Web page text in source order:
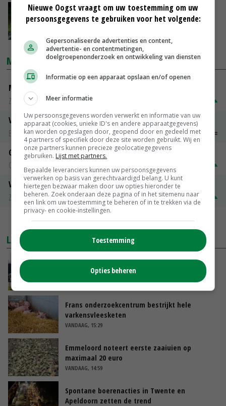
LLTB roept leden op wateroverlast te melden
MARKTPRIJZEN
Magere melkpoeder
Zuivel NL
Vleeskuikens 2001-2600 gr
Barneveld
€ 1,09~ € 1,11
Gerst
Groningen
Volle melkpoeder
Zuivel NL
€ 345,00 € 20,00
MEER MARKTPRIJZEN
LAATSTE NIEUWS
Gemiddelde Europese melkprijs daalt licht in
VANDAAG, 17:04
Frans onderzoekcentrum bestrijkt hele
varkensvleesketen
VANDAAG, 15:29
Emmeloord noteert eerste zaaiuien op
maximaal 20 euro
VANDAAG, 14:59
Spontane boerenacties in Twente en
Apeldoorn zetten de trend
Nieuwe Oogst vraagt om uw toestemming om uw
persoonsgegevens te gebruiken voor het volgende:
Gepersonaliseerde advertenties en content,
advertentie- en contentmetingen,
doelgroepenonderzoek en ontwikkeling van diensten
Informatie op een apparaat opslaan en/of openen
Meer informatie
Uw persoonsgegevens worden verwerkt en informatie van uw
apparaat (cookies, unieke ID's en andere apparaatgegevens)
kan worden opgeslagen door, geopend door en gedeeld met
4 partners of specifiek door deze site worden gebruikt. Wij en
onze partners kunnen precieze geolocatiegegevens
gebruiken. Lijst met partners.
Bepaalde leveranciers kunnen uw persoonsgegevens
verwerken op basis van gerechtvaardigd belang. U kunt
hiertegen bezwaar maken door uw opties hieronder te
beheren. Zoek onderaan deze pagina of in het sitemenu naar
een link om uw toestemming te beheren of in te trekken via de
privacy- en cookie-instellingen.
Toestemming
Opties beheren